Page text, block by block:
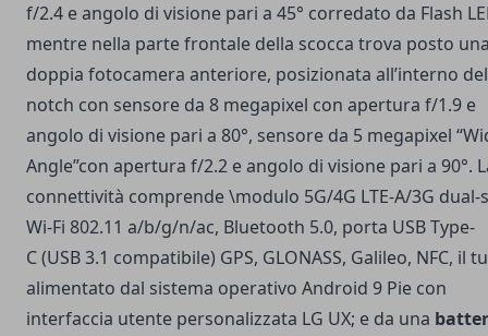
f/2.4 e angolo di visione pari a 45° corredato da Flash
mentre nella parte frontale della scocca trova posto
doppia fotocamera anteriore, posizionata all’interno del
notch con sensore da 8 megapixel con apertura f/1.9 e
angolo di visione pari a 80°, sensore da 5 megapixel
Angle”con apertura f/2.2 e angolo di visione pari a 90°.
connettività comprende \modulo 5G/4G LTE-A/3G dual-
Wi-Fi 802.11 a/b/g/n/ac, Bluetooth 5.0, porta USB Type-
C (USB 3.1 compatibile) GPS, GLONASS, Galileo, NFC, il
alimentato dal sistema operativo Android 9 Pie con
interfaccia utente personalizzata LG UX; e da una